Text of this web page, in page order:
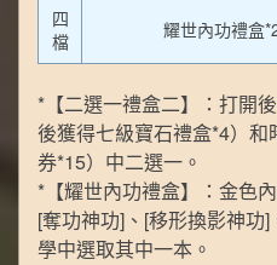
四
檔
耀世內功禮盒
*【二選一禮盒二】：打開
後獲得七級寶石禮盒*4）
券*15）中二選一。
*【耀世內功禮盒】：金色
[奪功神功]、[移形換影神功
學中選取其中一本。